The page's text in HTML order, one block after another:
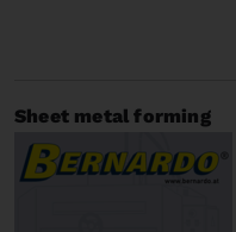
Sheet metal forming